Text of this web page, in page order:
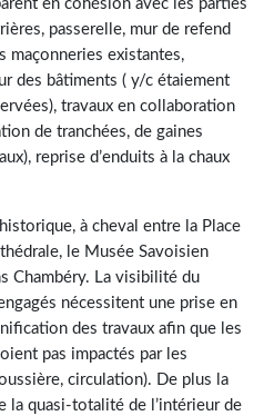
en cohésion avec les parties
passerelle, mur de refend
maçonneries existantes,
des bâtiments ( y/c étaiement
travaux en collaboration
de tranchées, de gaines
reprise d’enduits à la chaux
à cheval entre la Place
le Musée Savoisien
Chambéry. La visibilité du
nécessitent une prise en
des travaux afin que les
pas impactés par les
circulation). De plus la
quasi-totalité de l’intérieur de